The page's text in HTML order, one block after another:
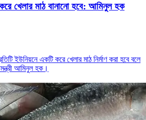
খেলার মাঠ বানানো হবে: আমিনুল হক
ইউনিয়নে একটি করে খেলার মাঠ নির্মাণ করা হবে বলে
আমিনুল হক।